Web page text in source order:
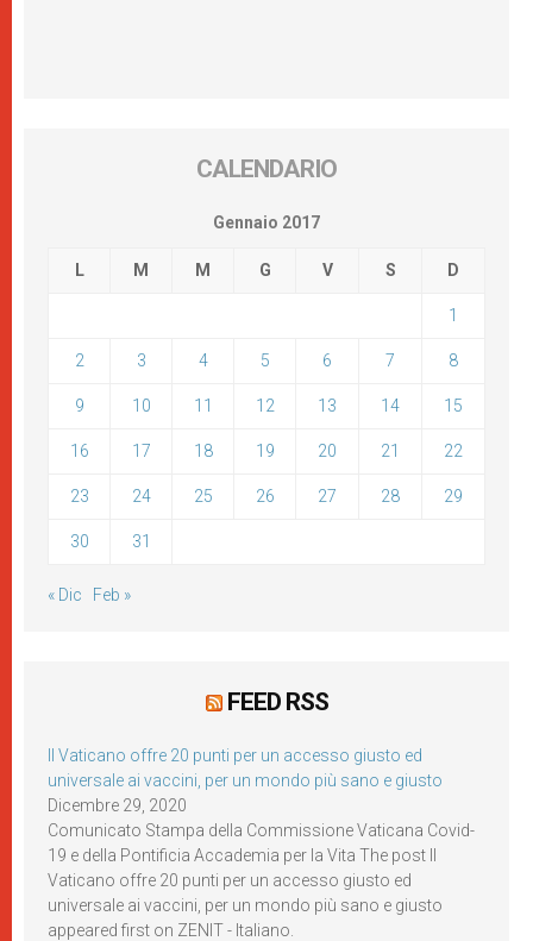
CALENDARIO
Gennaio 2017
L M M G V S D
1
2 3 4 5 6 7 8
9 10 11 12 13 14 15
16 17 18 19 20 21 22
23 24 25 26 27 28 29
30 31
« Dic Feb »
FEED RSS
Il Vaticano offre 20 punti per un accesso giusto ed
universale ai vaccini, per un mondo più sano e giusto
Dicembre 29, 2020
Comunicato Stampa della Commissione Vaticana Covid-
19 e della Pontificia Accademia per la Vita The post Il
Vaticano offre 20 punti per un accesso giusto ed
universale ai vaccini, per un mondo più sano e giusto
appeared first on ZENIT - Italiano.